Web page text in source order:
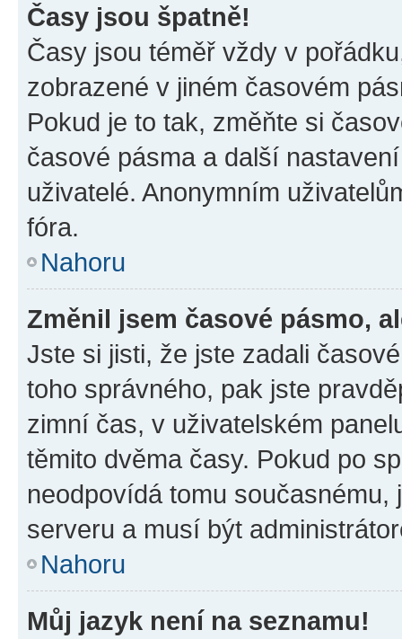
Časy jsou špatně!
Časy jsou téměř vždy v
zobrazené v jiném časovém
Pokud je to tak, změňte si
časové pásma a další
uživatelé. Anonymním
fóra.
Nahoru
Změnil jsem časové pásmo,
Jste si jisti, že jste zadali
toho správného, pak jste
zimní čas, v uživatelském
těmito dvěma časy. Pokud po
neodpovídá tomu
serveru a musí být
Nahoru
Můj jazyk není na seznamu!